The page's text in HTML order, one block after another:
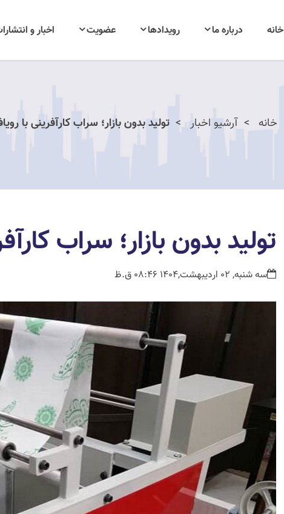
خانه درباره ما رویدادها عضویت اخبار و
خانه آرشیو اخبار تولید بدون بازار؛ سراب کارآفرینی با
تولید بدون بازار؛ سراب
سه شنبه, 02 اردیبهشت,1404 08:46 ق.ظ